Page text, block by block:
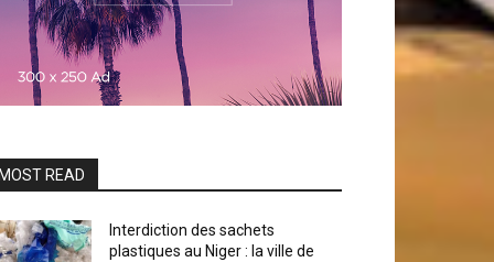
READ
Interdiction des sachets
plastiques au Niger : la ville de